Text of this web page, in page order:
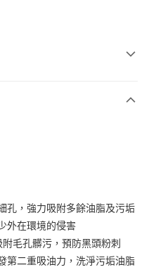
孔，強力吸附多餘油脂及污垢
外在環境的侵害
毛孔髒污，預防黑頭粉刺
第二重吸油力，洗淨污垢油脂